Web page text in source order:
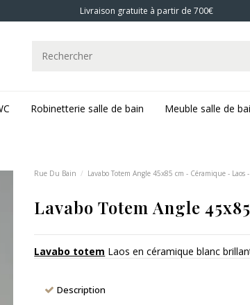
Livraison gratuite à partir de 700€
Robinetterie salle de bain Meuble salle de
Rue Du Bain Lavabo Totem Angle 45x85 cm - Céramique -
Lavabo Totem Angle
Lavabo totem Laos en céramique blanc
Description